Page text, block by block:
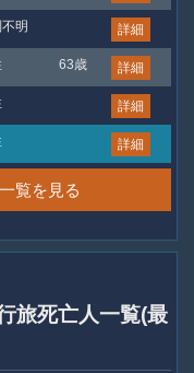
明 詳細
63歳 詳細
詳細
詳細
覧を見る
旅死亡人一覧(最